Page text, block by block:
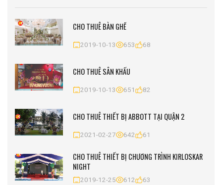
CHO THUÊ BÀN GHẾ
2019-10-13 653 68
CHO THUÊ SÂN KHẤU
2019-10-13 651 82
CHO THUÊ THIẾT BỊ ABBOTT TẠI QUẬN 2
2021-02-27 642 61
CHO THUÊ THIẾT BỊ CHƯƠNG TRÌNH KIRLOSKAR
NIGHT
2019-12-25 612 63